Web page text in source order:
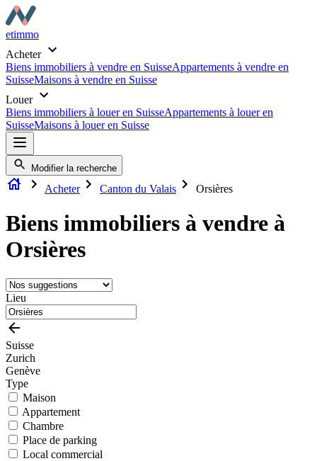
etimmo
Acheter
Biens immobiliers à vendre en SuisseAppartements à vendre en
SuisseMaisons à vendre en Suisse
Louer
Biens immobiliers à louer en SuisseAppartements à louer en
SuisseMaisons à louer en Suisse
Modifier la recherche
Acheter Canton du Valais Orsières
Biens immobiliers à vendre à
Orsières
Lieu
Suisse
Zurich
Genève
Type
Maison
Appartement
Chambre
Place de parking
Local commercial